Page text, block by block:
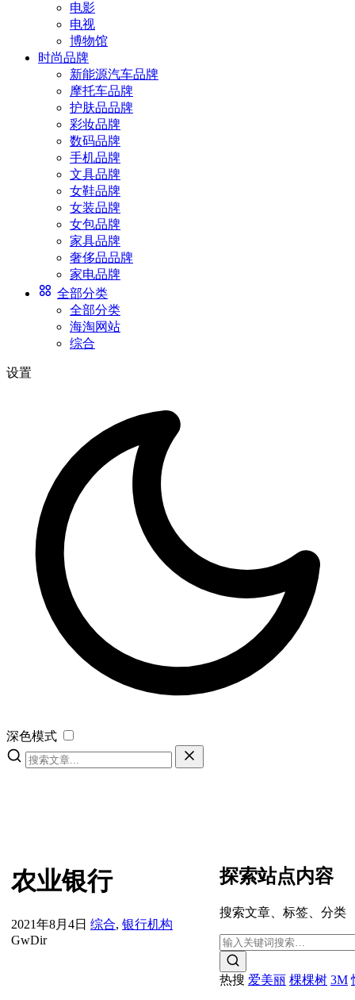
电影
电视
博物馆
时尚品牌
新能源汽车品牌
摩托车品牌
护肤品品牌
彩妆品牌
数码品牌
手机品牌
文具品牌
女鞋品牌
女装品牌
女包品牌
家具品牌
奢侈品品牌
家电品牌
全部分类
全部分类
海淘网站
综合
设置
深色模式
农业银行
2021年8月4日 综合, 银行机构
GwDir
探索站点内容
搜索文章、标签、分类
热搜 爱美丽 棵棵树 3M